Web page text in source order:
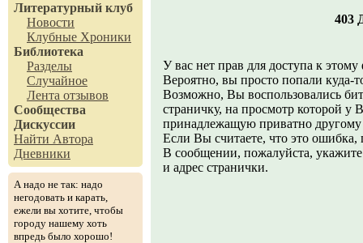
Литературный клуб
Новости
Клубные Хроники
Библиотека
Разделы
Случайное
Лента отзывов
Сообщества
Дискуссии
Найти Автора
Дневники
А надо не так: надо
негодовать и карать,
ежели вы хотите, чтобы
городу нашему хоть
впредь было хорошо!
403
У вас нет прав для доступа к
Вероятно, вы просто попали куда-
Возможно, Вы воспользовались
страничку, на просмотр которой у
принадлежащую приватно
Если Вы считаете, что это ошибка,
В сообщении, пожалуйста,
и адрес странички.